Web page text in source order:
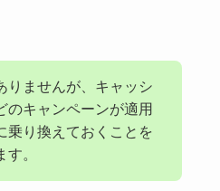
りませんが、キャッシ
のキャンペーンが適用
乗り換えておくことを
。